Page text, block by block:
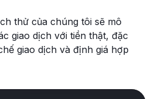
thử của chúng tôi sẽ mô
giao dịch với tiền thật, đặc
giao dịch và định giá hợp